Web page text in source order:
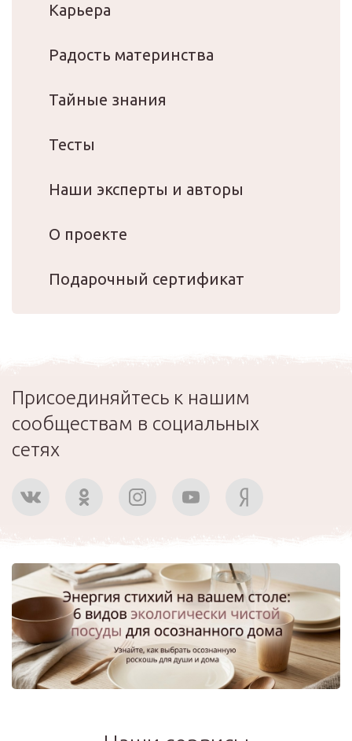
Карьера
Радость материнства
Тайные знания
Тесты
Наши эксперты и авторы
О проекте
Подарочный сертификат
Присоединяйтесь к нашим
сообществам в социальных
сетях